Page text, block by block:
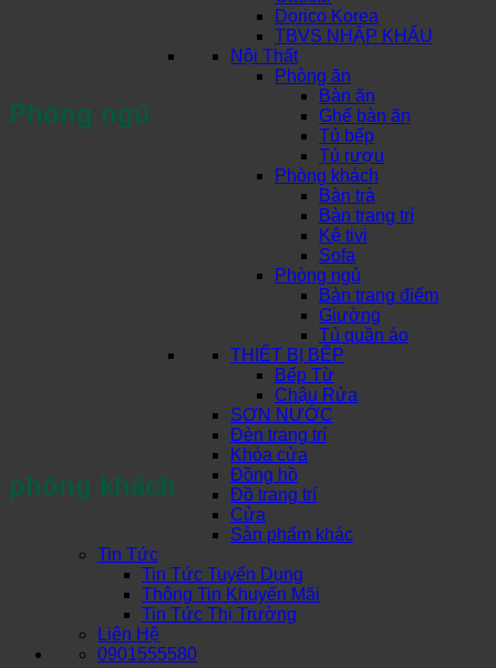
Dorico Korea
TBVS NHẬP KHẨU
Nội Thất
Phòng ăn
Bàn ăn
Ghế bàn ăn
Tủ bếp
Tủ rượu
Phòng khách
Bàn trà
Bàn trang trí
Kệ tivi
Sofa
Phòng ngủ
Bàn trang điểm
Giường
Tủ quần áo
THIẾT BỊ BẾP
Bếp Từ
Chậu Rửa
SƠN NƯỚC
Đèn trang trí
Khóa cửa
Đồng hồ
Đồ trang trí
Cửa
Sản phẩm khác
Tin Tức
Tin Tức Tuyển Dụng
Thông Tin Khuyến Mãi
Tin Tức Thị Trường
Liên Hệ
0901555580
Phòng ngủ
phòng khách